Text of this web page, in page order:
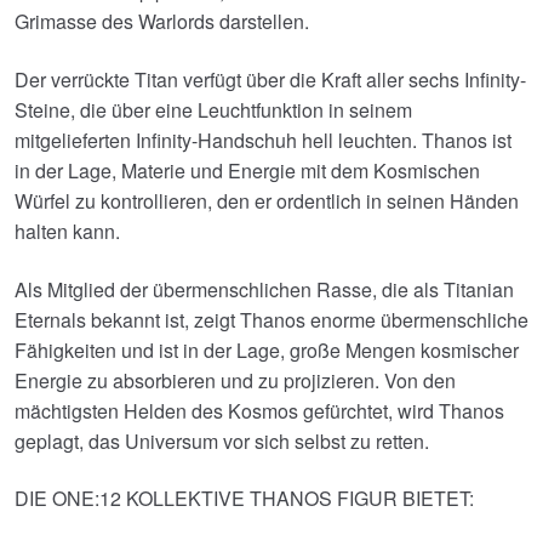
Grimasse des Warlords darstellen.
Der verrückte Titan verfügt über die Kraft aller sechs Infinity-
Steine, die über eine Leuchtfunktion in seinem
mitgelieferten Infinity-Handschuh hell leuchten. Thanos ist
in der Lage, Materie und Energie mit dem Kosmischen
Würfel zu kontrollieren, den er ordentlich in seinen Händen
halten kann.
Als Mitglied der übermenschlichen Rasse, die als Titanian
Eternals bekannt ist, zeigt Thanos enorme übermenschliche
Fähigkeiten und ist in der Lage, große Mengen kosmischer
Energie zu absorbieren und zu projizieren. Von den
mächtigsten Helden des Kosmos gefürchtet, wird Thanos
geplagt, das Universum vor sich selbst zu retten.
DIE ONE:12 KOLLEKTIVE THANOS FIGUR BIETET: